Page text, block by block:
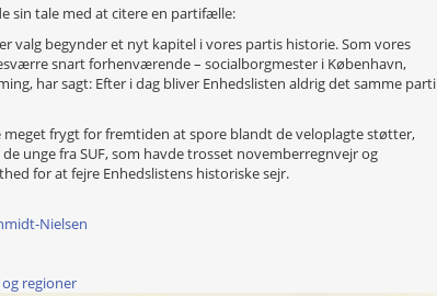
sin tale med at citere en partifælle:
valg begynder et nyt kapitel i vores partis historie. Som vores
snart forhenværende – socialborgmester i København,
har sagt: Efter i dag bliver Enhedslisten aldrig det samme parti
meget frygt for fremtiden at spore blandt de veloplagte støtter,
unge fra SUF, som havde trosset novemberregnvejr og
for at fejre Enhedslistens historiske sejr.
Nielsen
regioner